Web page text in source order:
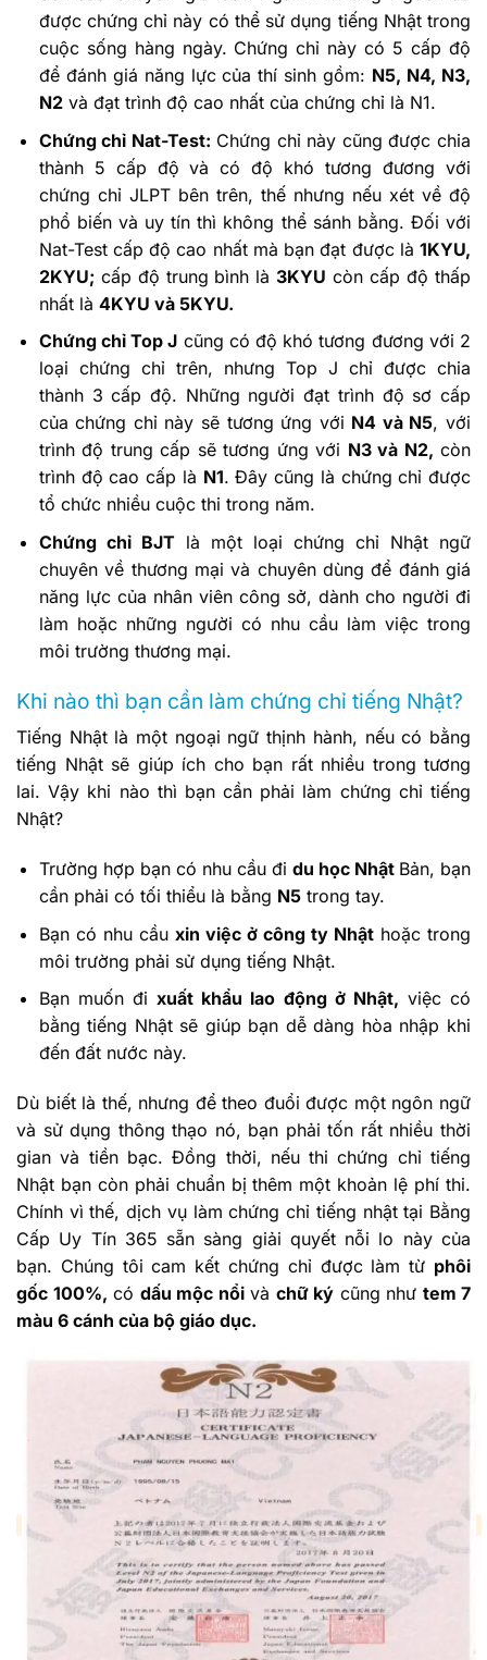
được chứng chỉ này có thể sử dụng tiếng Nhật trong
cuộc sống hàng ngày. Chứng chỉ này có 5 cấp độ
để đánh giá năng lực của thí sinh gồm: N5, N4, N3,
N2và đạt trình độ cao nhất của chứng chỉ là N1.
Chứng chỉ Nat-Test: Chứng chỉ này cũng được chia
thành 5 cấp độ và có độ khó tương đương với
chứng chỉ JLPT bên trên, thế nhưng nếu xét về độ
phổ biến và uy tín thì không thể sánh bằng. Đối với
Nat-Test cấp độ cao nhất mà bạn đạt được là 1KYU,
2KYU;cấp độ trung bình là3KYU còn cấp độ thấp
nhất là 4KYU và 5KYU.
Chứng chỉ Top J cũng có độ khó tương đương với 2
loại chứng chỉ trên, nhưng Top J chỉ được chia
thành 3 cấp độ. Những người đạt trình độ sơ cấp
của chứng chỉ này sẽ tương ứng với N4 và N5, với
trình độ trung cấp sẽ tương ứng với N3 và N2, còn
trình độ cao cấp là N1. Đây cũng là chứng chỉ được
tổ chức nhiều cuộc thi trong năm.
Chứng chỉ BJTlà một loại chứng chỉ Nhật ngữ
chuyên về thương mại và chuyên dùng để đánh giá
năng lực của nhân viên công sở, dành cho người đi
làm hoặc những người có nhu cầu làm việc trong
môi trường thương mại.
Khi nào thì bạn cần làm chứng chỉ tiếng Nhật?
Tiếng Nhật là một ngoại ngữ thịnh hành, nếu có bằng
tiếng Nhật sẽ giúp ích cho bạn rất nhiều trong tương
lai. Vậy khi nào thì bạn cần phải làm chứng chỉ tiếng
Nhật?
Trường hợp bạn có nhu cầu đi du học Nhật Bản, bạn
cần phải có tối thiểu là bằng N5trong tay.
Bạn có nhu cầu xin việc ở công ty Nhậthoặc trong
môi trường phải sử dụng tiếng Nhật.
Bạn muốn đixuất khẩu lao động ở Nhật, việc có
bằng tiếng Nhật sẽ giúp bạn dễ dàng hòa nhập khi
đến đất nước này.
Dù biết là thế, nhưng để theo đuổi được một ngôn ngữ
và sử dụng thông thạo nó, bạn phải tốn rất nhiều thời
gian và tiền bạc. Đồng thời, nếu thi chứng chỉ tiếng
Nhật bạn còn phải chuẩn bị thêm một khoản lệ phí thi.
Chính vì thế, dịch vụ làm chứng chỉ tiếng nhật tại Bằng
Cấp Uy Tín 365 sẵn sàng giải quyết nỗi lo này của
bạn. Chúng tôi cam kết chứng chỉ được làm từ phôi
gốc 100%, có dấu mộc nổivà chữ ký cũng như tem 7
màu 6 cánh của bộ giáo dục.